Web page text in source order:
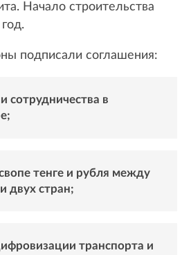
Начало строительства
подписали соглашения:
сотрудничества в
тенге и рубля между
двух стран;
транспорта и